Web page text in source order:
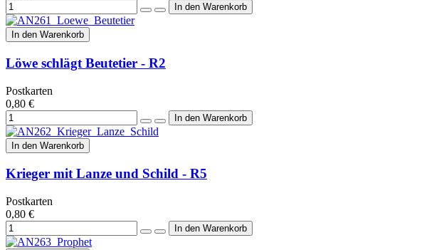
In den Warenkorb
Löwe schlägt Beutetier - R2
Postkarten
0,80 €
In den Warenkorb
Krieger mit Lanze und Schild - R5
Postkarten
0,80 €